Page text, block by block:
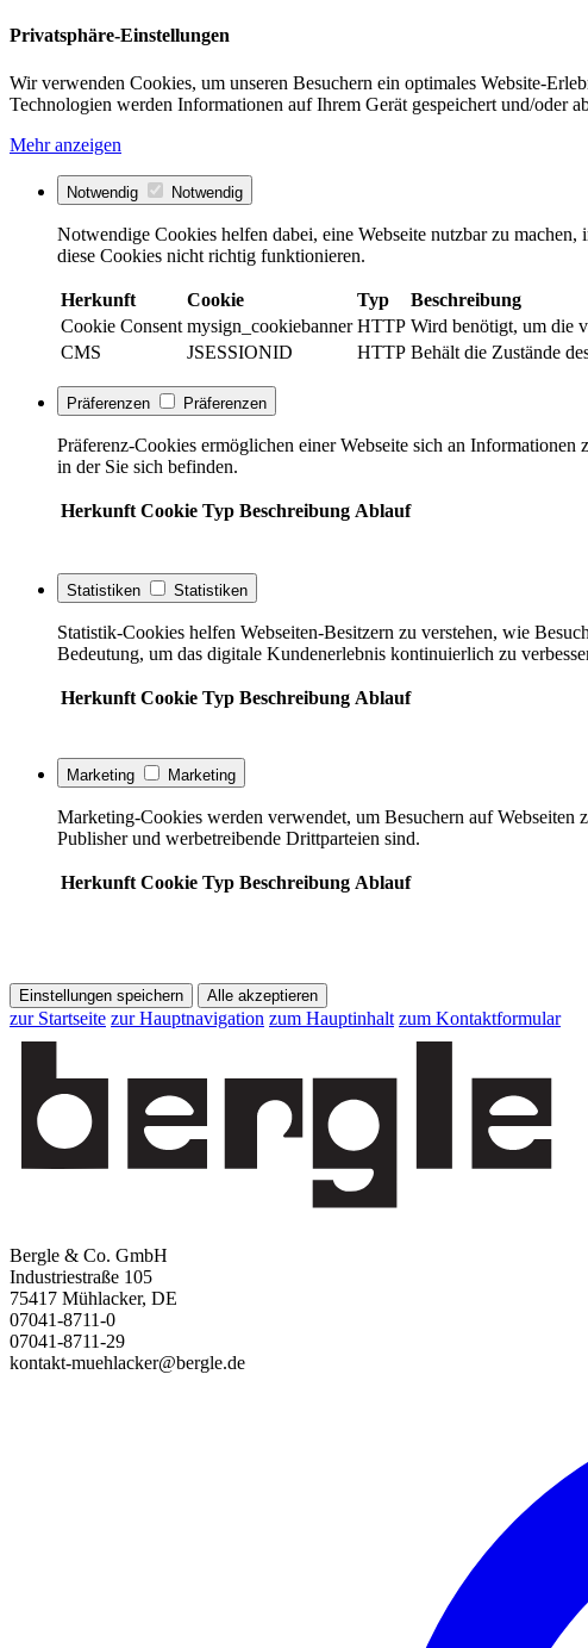
Privatsphäre-Einstellungen
Wir verwenden Cookies, um unseren Besuchern ein optimales Website-
Technologien werden Informationen auf Ihrem Gerät gespeichert und/oder
Mehr anzeigen
Notwendig Notwendig
Notwendige Cookies helfen dabei, eine Webseite nutzbar zu
diese Cookies nicht richtig funktionieren.
Herkunft Cookie Typ Beschreibung
Cookie Consent mysign_cookiebanner HTTP Wird benötigt, um die
CMS
JSESSIONID HTTP Behält die Zustände
Präferenzen Präferenzen
Präferenz-Cookies ermöglichen einer Webseite sich an
in der Sie sich befinden.
Herkunft Cookie Typ Beschreibung Ablauf
Statistiken Statistiken
Statistik-Cookies helfen Webseiten-Besitzern zu verstehen, wie
Bedeutung, um das digitale Kundenerlebnis kontinuierlich zu
Herkunft Cookie Typ Beschreibung Ablauf
Marketing Marketing
Marketing-Cookies werden verwendet, um Besuchern auf
Publisher und werbetreibende Drittparteien sind.
Herkunft Cookie Typ Beschreibung Ablauf
Einstellungen speichern Alle akzeptieren
zur Startseite zur Hauptnavigation zum Hauptinhalt zum Kontaktformular
Bergle & Co. GmbH
Industriestraße 105
75417 Mühlacker, DE
07041-8711-0
07041-8711-29
kontakt-muehlacker@bergle.de